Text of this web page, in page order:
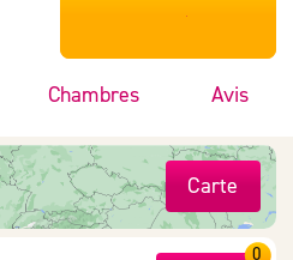
***************
Chambres Avis
Carte
0